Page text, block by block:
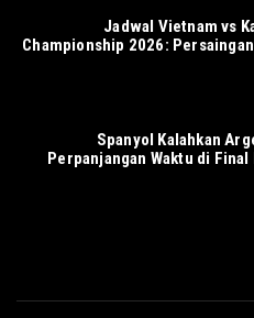
Jadwal Vietnam vs
Championship 2026:
Spanyol Kalahkan
Perpanjangan Waktu di Final